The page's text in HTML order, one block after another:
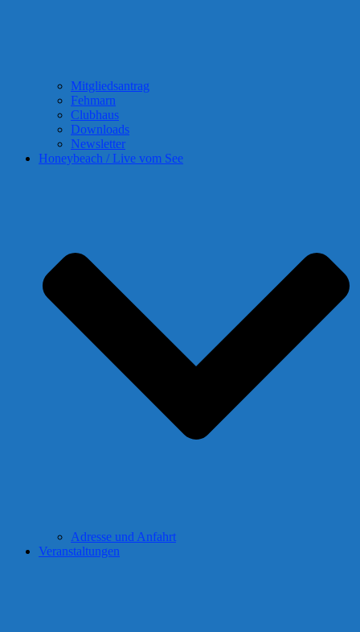
Mitgliedsantrag
Fehmarn
Clubhaus
Downloads
Newsletter
Honeybeach / Live vom See
Adresse und Anfahrt
Veranstaltungen